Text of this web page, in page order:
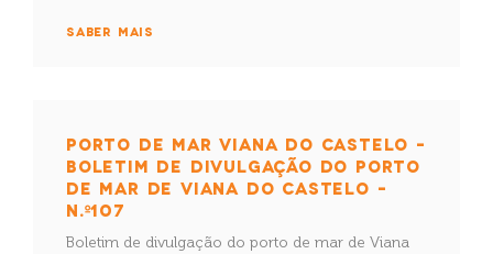
SABER MAIS
PORTO DE MAR VIANA DO CASTELO –
BOLETIM DE DIVULGAÇÃO DO PORTO
DE MAR DE VIANA DO CASTELO –
N.º107
Boletim de divulgação do porto de mar de Viana